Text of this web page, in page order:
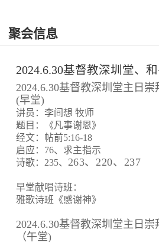
聚会信息
2024.6.30基督教深圳堂主日崇
(早堂)
讲员：李间想 牧师
题目：《凡事谢恩》
经文：帖前5:16-18
启应：76、求主指示
诗歌：235、 263、220、237
早堂献唱诗班：
雅歌诗班《感谢神》
2024.6.30基督教深圳堂主日崇
（午堂)